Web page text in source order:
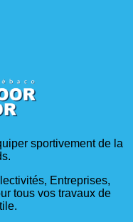
sportivement de la
Entreprises,
tous vos travaux de